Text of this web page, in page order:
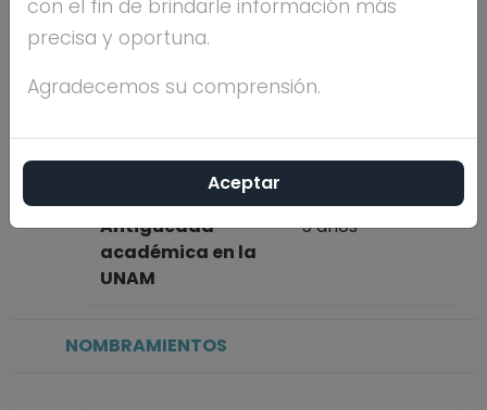
Máximo nivel de
MAESTRÍA
Antigüedad
académica en la
UNAM
5 años
NOMBRAMIENTOS
con el fin de brindarle información más
precisa y oportuna.
Agradecemos su comprensión.
Aceptar